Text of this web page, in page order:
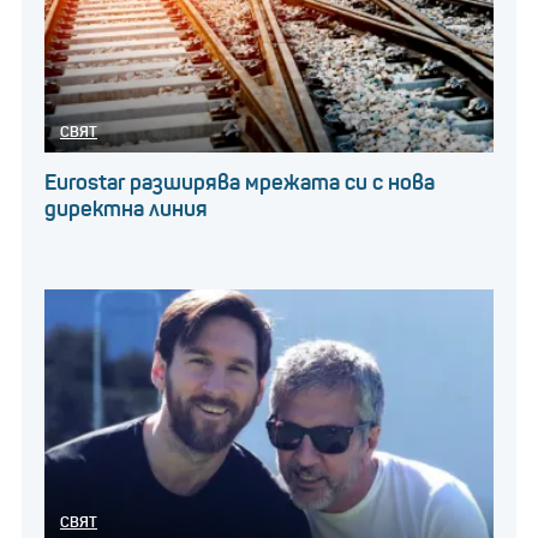
СВЯТ
Eurostar разширява мрежата си с нова
директна линия
СВЯТ